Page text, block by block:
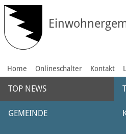
Home Onlineschalter Kontakt
TOP NEWS
GEMEINDE